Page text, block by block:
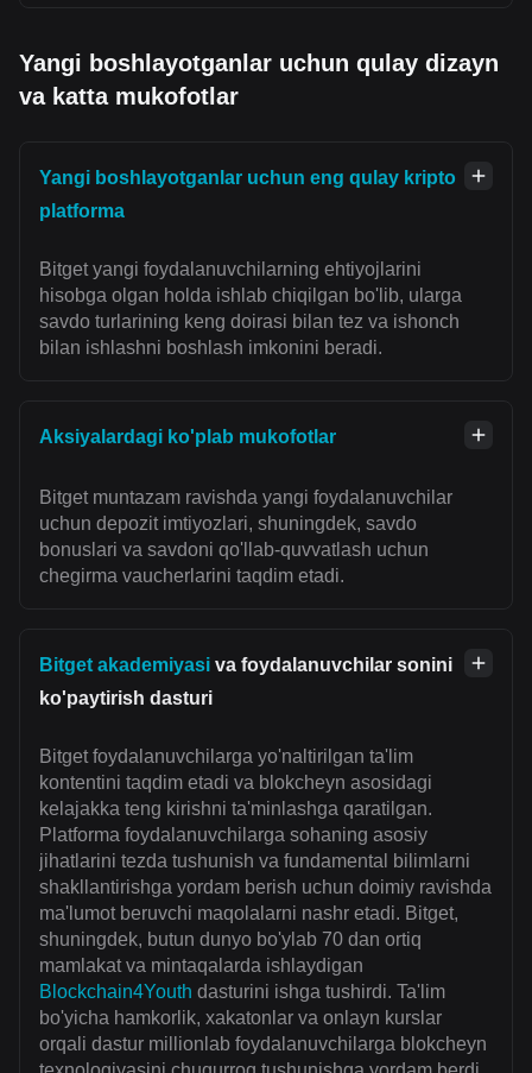
Yangi boshlayotganlar uchun qulay dizayn
va katta mukofotlar
Yangi boshlayotganlar uchun eng qulay kripto
platforma
Bitget yangi foydalanuvchilarning ehtiyojlarini
hisobga olgan holda ishlab chiqilgan bo'lib, ularga
savdo turlarining keng doirasi bilan tez va ishonch
bilan ishlashni boshlash imkonini beradi.
Aksiyalardagi ko'plab mukofotlar
Bitget muntazam ravishda yangi foydalanuvchilar
uchun depozit imtiyozlari, shuningdek, savdo
bonuslari va savdoni qo'llab-quvvatlash uchun
chegirma vaucherlarini taqdim etadi.
Bitget akademiyasi va foydalanuvchilar sonini
ko'paytirish dasturi
Bitget foydalanuvchilarga yo'naltirilgan ta'lim
kontentini taqdim etadi va blokcheyn asosidagi
kelajakka teng kirishni ta'minlashga qaratilgan.
Platforma foydalanuvchilarga sohaning asosiy
jihatlarini tezda tushunish va fundamental bilimlarni
shakllantirishga yordam berish uchun doimiy ravishda
ma'lumot beruvchi maqolalarni nashr etadi. Bitget,
shuningdek, butun dunyo bo'ylab 70 dan ortiq
mamlakat va mintaqalarda ishlaydigan
Blockchain4Youth dasturini ishga tushirdi. Ta'lim
bo'yicha hamkorlik, xakatonlar va onlayn kurslar
orqali dastur millionlab foydalanuvchilarga blokcheyn